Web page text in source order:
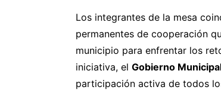
Los integrantes de la mesa
permanentes de cooperación
municipio para enfrentar los
iniciativa, el Gobierno
participación activa de todos